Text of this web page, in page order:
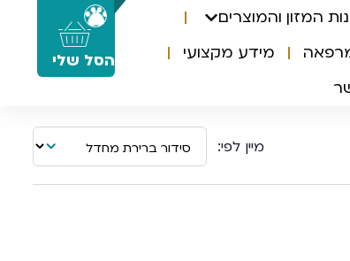
0
הסל שלי
המזון והמוצרים
מידע מקצועי